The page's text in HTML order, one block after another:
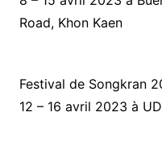
Road, Khon Kaen
Festival de Songkran
12 – 16 avril 2023 à